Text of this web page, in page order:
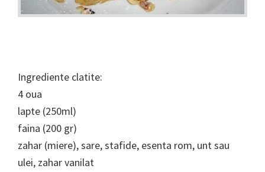
Ingrediente clatite:
4 oua
lapte (250ml)
faina (200 gr)
zahar (miere), sare, stafide, esenta rom, unt sau
ulei, zahar vanilat